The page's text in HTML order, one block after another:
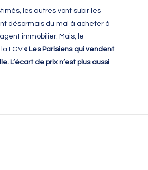
les autres vont subir les
désormais du mal à acheter à
immobilier. Mais, le
LGV.« Les Parisiens qui vendent
L’écart de prix n’est plus aussi